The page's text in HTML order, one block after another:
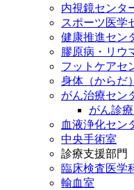
内視鏡センタ
スポーツ医学
健康推進セン
膠原病・リウ
フットケアセ
身体（からだ
がん治療セン
がん診
血液浄化セン
中央手術室
診療支援部門
臨床検査医学
輸血室